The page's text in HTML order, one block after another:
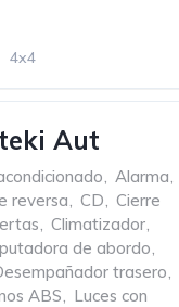
4x4
Aut
, Alarma,
reversa, CD, Cierre
, Climatizador,
de abordo,
trasero,
ABS, Luces con